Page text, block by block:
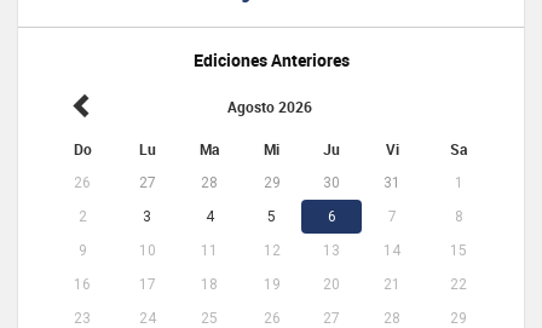
Ediciones Anteriores
Agosto 2026
Do Lu Ma Mi Ju Vi Sa
26 27 28 29 30 31
1
2
3 4 5 6 7
8
9
10 11 12 13 14
15
16
17 18 19 20 21
22
23
24 25 26 27 28
29